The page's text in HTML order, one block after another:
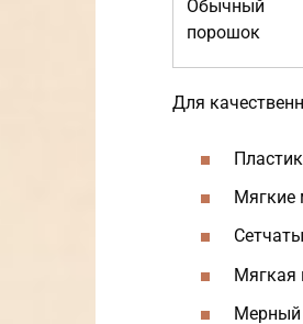
Обычный
порошок
Для
Мягкие
Мягкая
Мерный